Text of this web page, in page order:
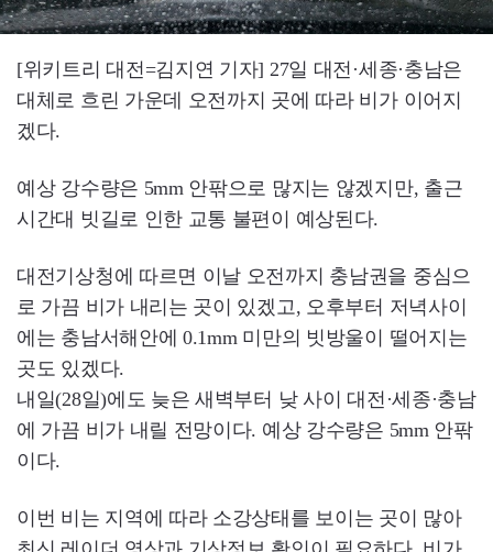
[위키트리 대전=김지연 기자] 27일 대전·세종·충남은
대체로 흐린 가운데 오전까지 곳에 따라 비가 이어지
겠다.
예상 강수량은 5mm 안팎으로 많지는 않겠지만, 출근
시간대 빗길로 인한 교통 불편이 예상된다.
대전기상청에 따르면 이날 오전까지 충남권을 중심으
로 가끔 비가 내리는 곳이 있겠고, 오후부터 저녁사이
에는 충남서해안에 0.1mm 미만의 빗방울이 떨어지는
곳도 있겠다.
내일(28일)에도 늦은 새벽부터 낮 사이 대전·세종·충남
에 가끔 비가 내릴 전망이다. 예상 강수량은 5mm 안팎
이다.
이번 비는 지역에 따라 소강상태를 보이는 곳이 많아